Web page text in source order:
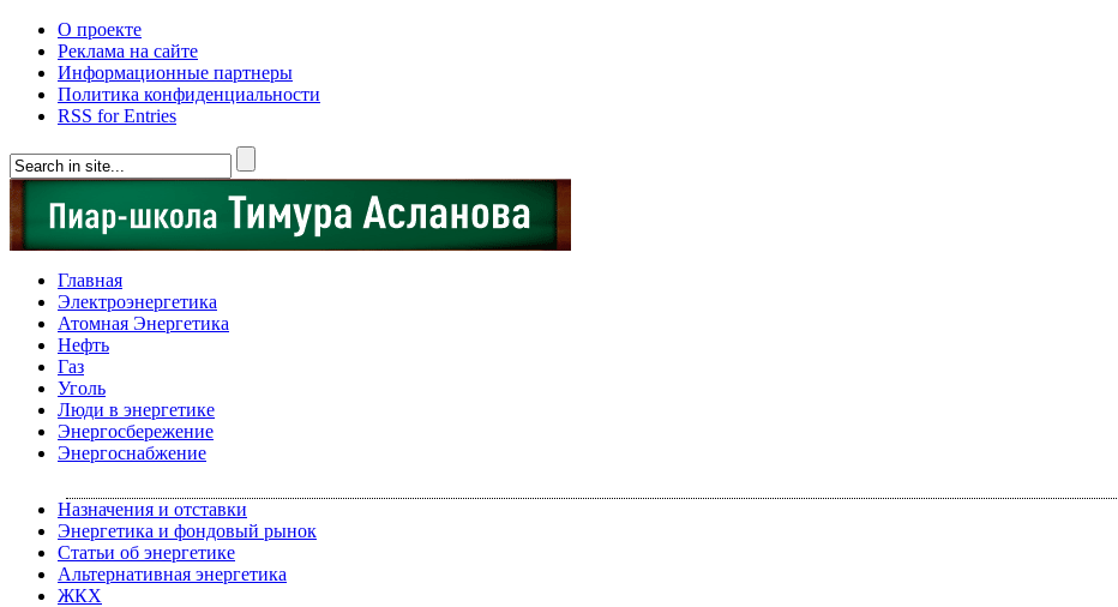
О проекте
Реклама на сайте
Информационные партнеры
Политика конфиденциальности
RSS for Entries
Главная
Электроэнергетика
Атомная Энергетика
Нефть
Газ
Уголь
Люди в энергетике
Энергосбережение
Энергоснабжение
Назначения и отставки
Энергетика и фондовый рынок
Статьи об энергетике
Альтернативная энергетика
ЖКХ